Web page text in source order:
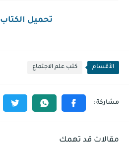
تحميل الكتاب PDF
الأقسام كتب علم الاجتماع
مقالات قد تهمك